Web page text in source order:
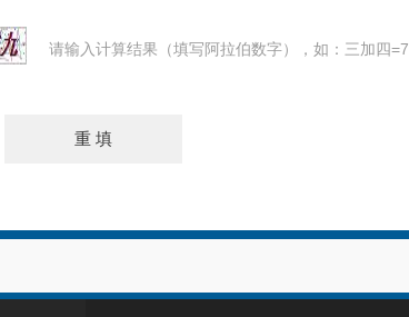
请输入计算结果（填写阿拉伯数字），如：三加四=7